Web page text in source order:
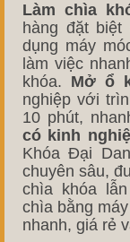
Làm chìa
hàng đặt
dụng máy
làm việc
khóa. Mở ổ
nghiệp với
10 phút,
có kinh
Khóa Đại
chuyên sâu,
chìa khóa
chìa bằng
nhanh, giá rẻ